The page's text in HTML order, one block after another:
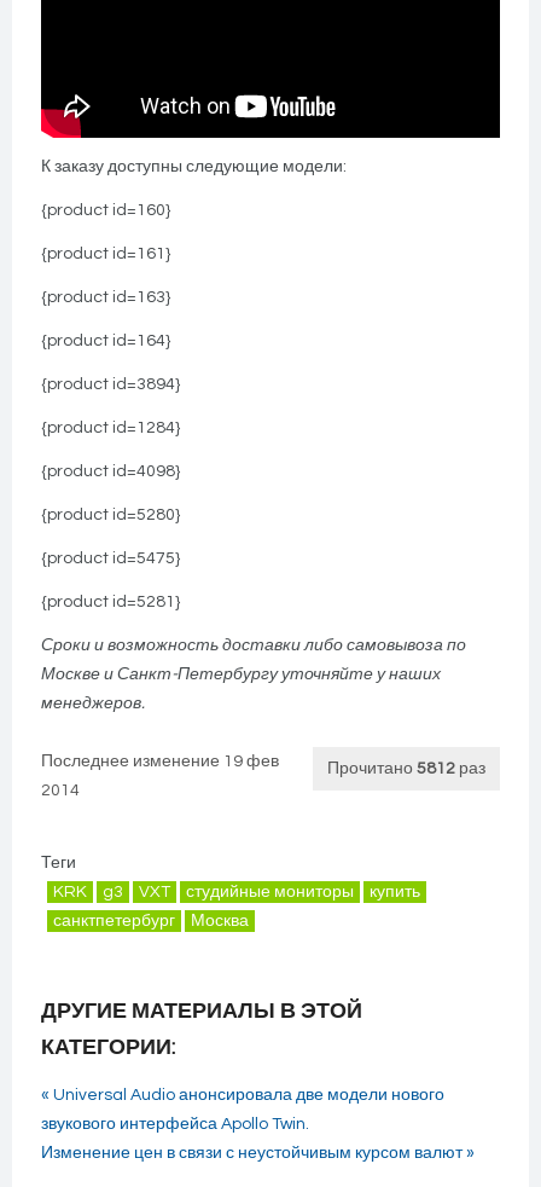
К заказу доступны следующие модели:
{product id=160}
{product id=161}
{product id=163}
{product id=164}
{product id=3894}
{product id=1284}
{product id=4098}
{product id=5280}
{product id=5475}
{product id=5281}
Сроки и возможность доставки либо самовывоза по
Москве и Санкт-Петербургу уточняйте у наших
менеджеров.
Прочитано 5812 раз
Последнее изменение 19 фев
2014
Теги
KRK
g3 VXT студийные мониторы
купить
санктпетербург
Москва
ДРУГИЕ МАТЕРИАЛЫ В ЭТОЙ
КАТЕГОРИИ:
« Universal Audio анонсировала две модели нового
звукового интерфейса Apollo Twin.
Изменение цен в связи с неустойчивым курсом валют »